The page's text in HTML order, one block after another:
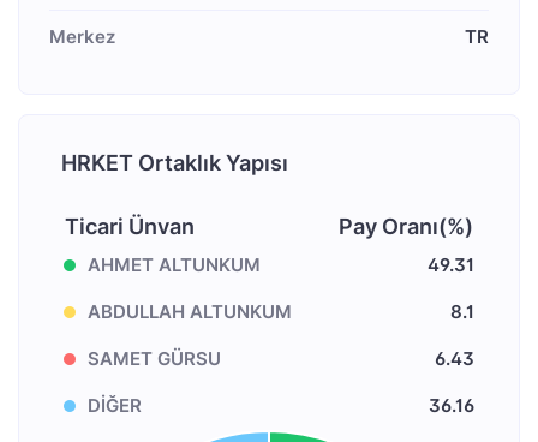
Merkez TR
HRKET Ortaklık Yapısı
Ticari Ünvan Pay Oranı(%)
AHMET ALTUNKUM 49.31
ABDULLAH ALTUNKUM 8.1
SAMET GÜRSU 6.43
DİĞER 36.16